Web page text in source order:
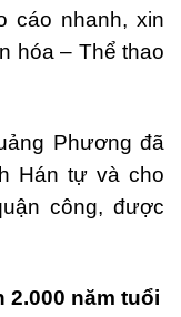
cáo nhanh, xin
hóa – Thể thao
Phương đã
Hán tự và cho
công, được
2.000 năm tuổi